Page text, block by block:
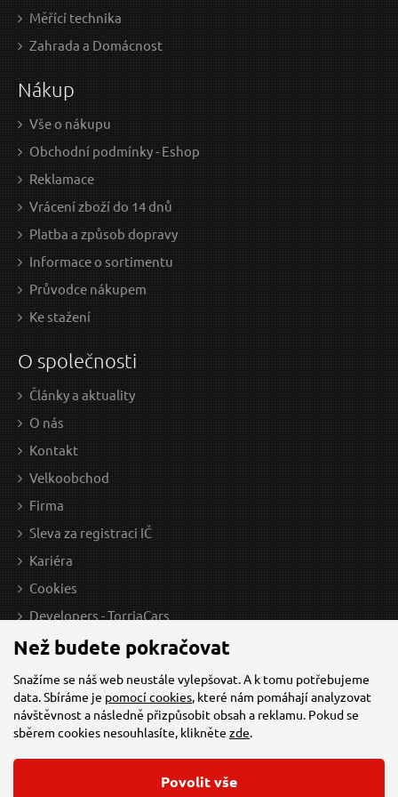
23.97 Kč bez DPH
Skladem
116 Kč / Ks
95.87 Kč bez DPH
Kotouč řezný na kov/ocel INOX, 230x2mm GEKO
Měřící technika
Zahrada a Domácnost
Nákup
Vše o nákupu
Obchodní podmínky - Eshop
Reklamace
Vrácení zboží do 14 dnů
Platba a způsob dopravy
Informace o sortimentu
Průvodce nákupem
Ke stažení
O společnosti
Články a aktuality
O nás
Kontakt
Velkoobchod
Firma
Sleva za registraci IČ
Kariéra
Cookies
Developers - TorriaCars
Než budete pokračovat
Snažíme se náš web neustále vylepšovat. A k tomu potřebujeme
data. Sbíráme je pomocí cookies, které nám pomáhají analyzovat
návštěvnost a následně přizpůsobit obsah a reklamu. Pokud se
sběrem cookies nesouhlasíte, klikněte zde.
Povolit vše